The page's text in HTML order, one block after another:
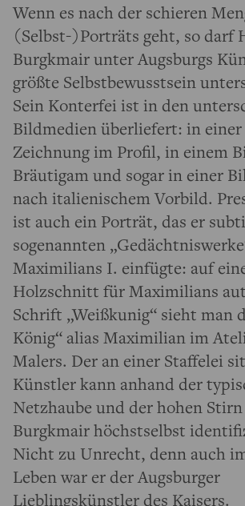
Wenn es nach der schieren
(Selbst-)Porträts geht, so darf
Burgkmair unter Augsburgs
größte Selbstbewusstsein
Sein Konterfei ist in den
Bildmedien überliefert: in
Zeichnung im Profil, in einem
Bräutigam und sogar in einer
nach italienischem Vorbild.
ist auch ein Porträt, das er
sogenannten
Maximilians I. einfügte: auf
Holzschnitt für Maximilians
Schrift „Weißkunig“ sieht man
König“ alias Maximilian im
Malers. Der an einer Staffelei
Künstler kann anhand der
Netzhaube und der hohen
Burgkmair höchstselbst
Nicht zu Unrecht, denn auch
Leben war er der Augsburger
Lieblingskünstler des Kaisers.